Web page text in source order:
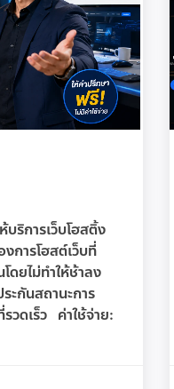
ริการเว็บโฮสติ้ง
ารโฮสต์เว็บที่
ดยไม่ทำให้ช้าลง
ะกันสถานะการ
วดเร็ว ค่าใช้จ่าย: